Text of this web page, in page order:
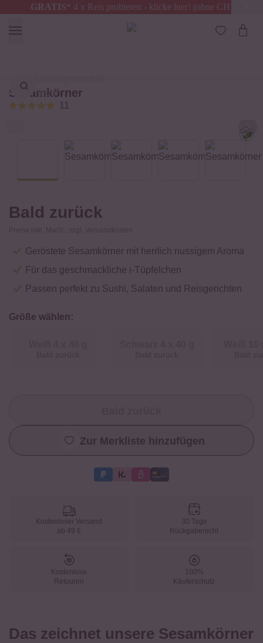
GRATIS * 4 x Reis probieren - klicke hier! (ohne CH)
Österreich Kostenloser Versand
finden ...
Sesamkörner
11
Bald zurück
Geröstete Sesamkörner mit herrlich nussigem Aroma
Für das geschmackliche i-Tüpfelchen
Passen perfekt zu Sushi, Salaten und Reisgerichten
Größe wählen:
Zur Merkliste hinzufügen
Kostenloser Versand
ab 49 €
30 Tage
Rückgaberecht
Kostenlose
Retouren
100%
Käuferschutz
Das zeichnet unsere Sesamkörner